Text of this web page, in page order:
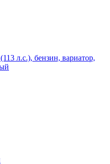
л.с.), бензин, вариатор,